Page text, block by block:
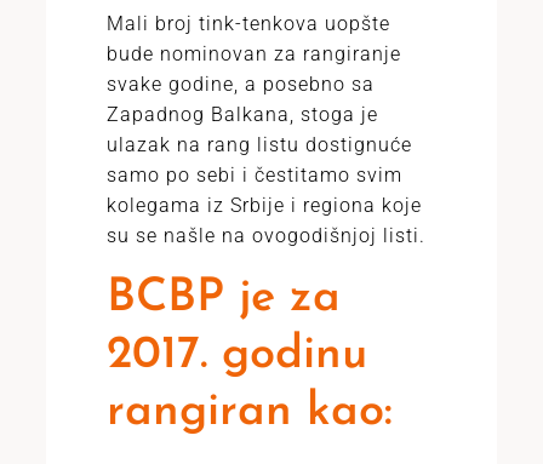
Mali broj tink-tenkova uopšte
bude nominovan za rangiranje
svake godine, a posebno sa
Zapadnog Balkana, stoga je
ulazak na rang listu dostignuće
samo po sebi i čestitamo svim
kolegama iz Srbije i regiona koje
su se našle na ovogodišnjoj listi.
BCBP je za
2017. godinu
rangiran kao: